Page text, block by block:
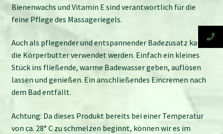
Bienenwachs und Vitamin E sind verantwortlich für die
feine Pflege des Massageriegels.
Auch als pflegender und entspannender Badezusatz kann
die Körperbutter verwendet werden. Einfach ein kleines
Stück ins fließende, warme Badewasser geben, auflösen
lassen und genießen. Ein anschließendes Eincremen nach
dem Bad entfällt.
Achtung: Da dieses Produkt bereits bei einer Temperatur
von ca. 28° C zu schmelzen beginnt, können wir es im